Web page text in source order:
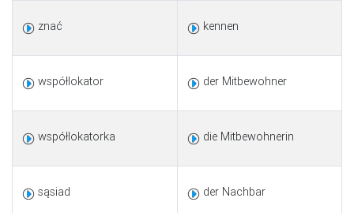
znać kennen
współlokator der Mitbewohner
współlokatorka die Mitbewohnerin
sąsiad der Nachbar